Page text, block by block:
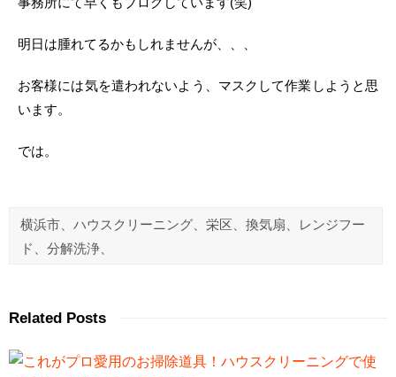
明日は腫れてるかもしれませんが、、、
お客様には気を遣われないよう、マスクして作業しようと思
います。
では。
横浜市、ハウスクリーニング、栄区、換気扇、レンジフー
ド、分解洗浄、
Related Posts